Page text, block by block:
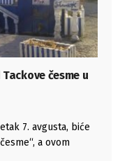
česme u
7. avgusta, biće
a ovom